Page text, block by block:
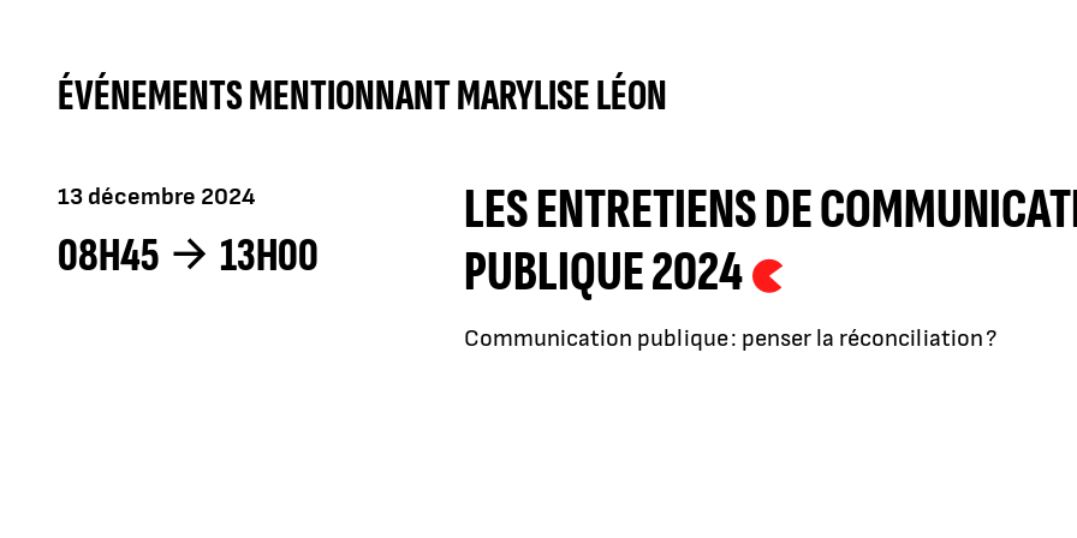
ÉVÉNEMENTS MENTIONNANT MARYLISE LÉON
LES ENTRETIENS DE
PUBLIQUE 2024
13 décembre 2024
08H45 13H00
Communication publique : penser la réconciliation ?